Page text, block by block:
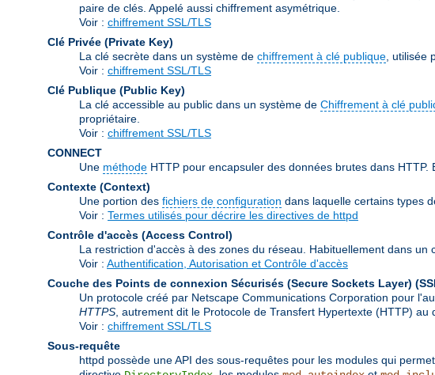
paire de clés. Appelé aussi chiffrement asymétrique.
Voir : chiffrement SSL/TLS
Clé Privée (Private Key)
La clé secrète dans un système de chiffrement à clé publique ,
Voir : chiffrement SSL/TLS
Clé Publique (Public Key)
La clé accessible au public dans un système de Chiffrement à clé
propriétaire.
Voir : chiffrement SSL/TLS
CONNECT
Une méthode HTTP pour encapsuler des données brutes dans
Contexte (Context)
Une portion des fichiers de configuration dans laquelle certains types
Voir : Termes utilisés pour décrire les directives de httpd
Contrôle d'accès (Access Control)
La restriction d'accès à des zones du réseau. Habituellement dans
Voir : Authentification, Autorisation et Contrôle d'accès
Couche des Points de connexion Sécurisés (Secure Sockets Layer)
Un protocole créé par Netscape Communications Corporation pour
HTTPS , autrement dit le Protocole de Transfert Hypertexte (HTTP) au
Voir : chiffrement SSL/TLS
Sous-requête
httpd possède une API des sous-requêtes pour les modules qui